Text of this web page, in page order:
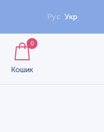
Рус Укр
Кошик
0